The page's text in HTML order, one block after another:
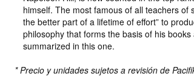
himself. The most famous of all teachers of
the better part of a lifetime of effort” to
philosophy that forms the basis of his
summarized in this one.
* Precio y unidades sujetos a revisión de